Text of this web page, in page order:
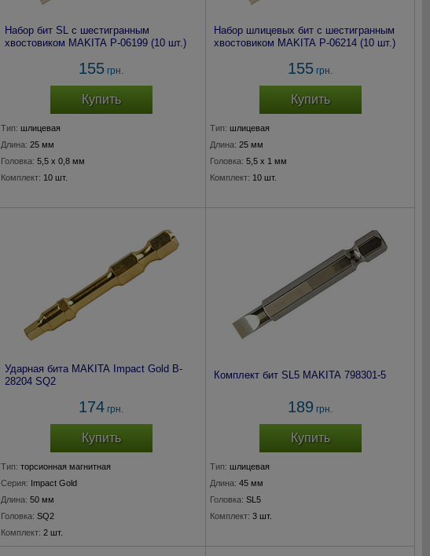
Набор бит SL с шестигранным
хвостовиком MAKITA P-06199 (10 шт.)
155 грн.
Купить
Тип: шлицевая
Длина: 25 мм
Головка: 5,5 x 0,8 мм
Комплект: 10 шт.
Набор шлицевых бит с шестигранным
хвостовиком MAKITA P-06214 (10 шт.)
155 грн.
Купить
Тип: шлицевая
Длина: 25 мм
Головка: 5,5 x 1 мм
Комплект: 10 шт.
Ударная бита MAKITA Impact Gold B-
28204 SQ2
174 грн.
Купить
Тип: торсионная магнитная
Серия: Impact Gold
Длина: 50 мм
Головка: SQ2
Комплект: 2 шт.
Комплект бит SL5 MAKITA 798301-5
189 грн.
Купить
Тип: шлицевая
Длина: 45 мм
Головка: SL5
Комплект: 3 шт.